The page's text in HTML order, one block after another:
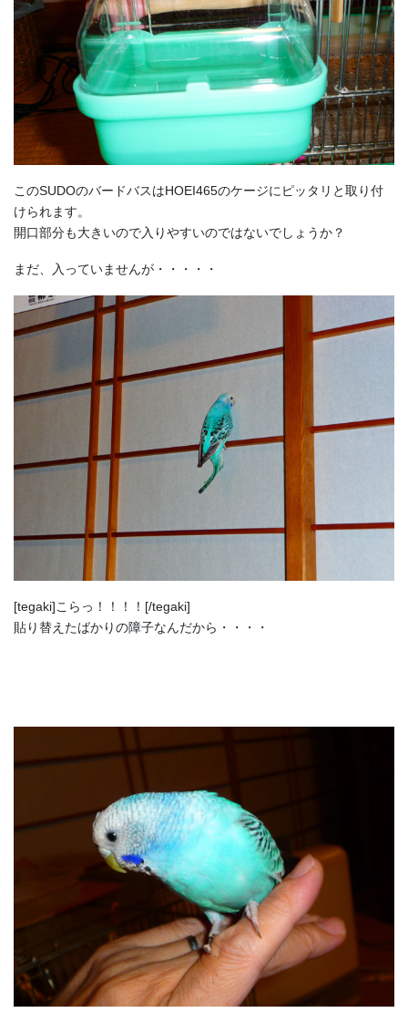
このSUDOのバードバスはHOEI465のケージにピッタリと取り付
けられます。
開口部分も大きいので入りやすいのではないでしょうか？
まだ、入っていませんが・・・・・
[tegaki]こらっ！！！！[/tegaki]
貼り替えたばかりの障子なんだから・・・・